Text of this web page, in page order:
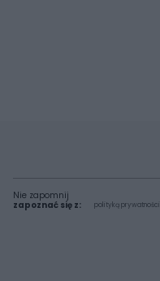
Nie zapomnij
zapoznać się z:
polityką prywatności